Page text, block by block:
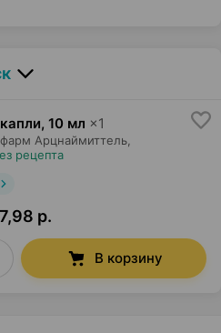
, 10 мл ×1
Арцнаймиттель,
рецепта
р.
В корзину